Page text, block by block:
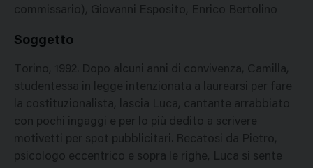
commissario), Giovanni Esposito, Enrico Bertolino
Soggetto
Torino, 1992. Dopo alcuni anni di convivenza, Camilla,
studentessa in legge intenzionata a laurearsi per fare
la costituzionalista, lascia Luca, cantante arrabbiato
con pochi ingaggi e per lo più dedito a scrivere
motivetti per spot pubblicitari. Recatosi da Pietro,
psicologo eccentrico e sopra le righe, Luca si sente